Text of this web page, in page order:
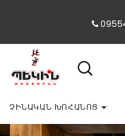
ՉԻՆԱԿԱՆ ԽՈՀԱՆՈՑ